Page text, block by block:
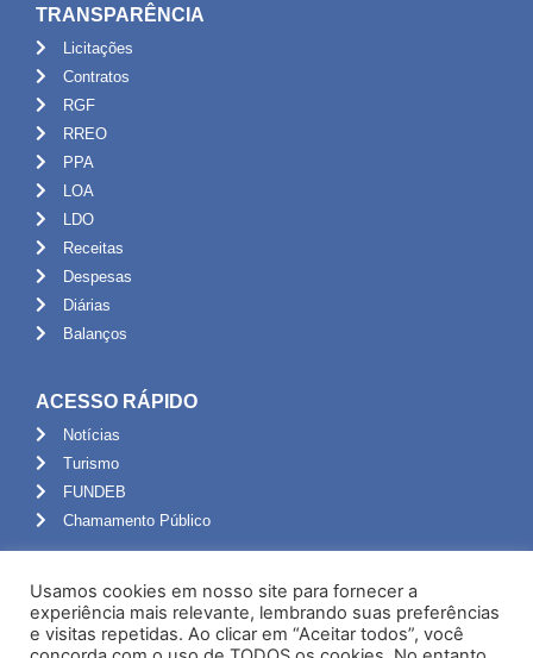
TRANSPARÊNCIA
Licitações
Contratos
RGF
RREO
PPA
LOA
LDO
Receitas
Despesas
Diárias
Balanços
ACESSO RÁPIDO
Notícias
Turismo
FUNDEB
Chamamento Público
Portal do Servidor
Webmail
Usamos cookies em nosso site para fornecer a
experiência mais relevante, lembrando suas preferências
e visitas repetidas. Ao clicar em “Aceitar todos”, você